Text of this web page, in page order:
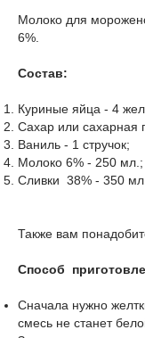
Молоко для
6%.
Состав:
Куриные яйца - 4
Сахар или сахарная
Ваниль - 1 стручок;
Молоко 6% - 250 мл.;
Сливки 38% - 350 мл.
Также вам
Способ
Сначала нужно
смесь не станет